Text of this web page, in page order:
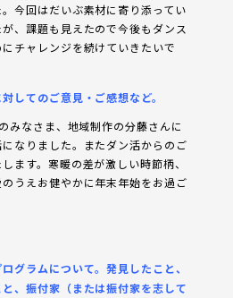
今回はだいぶ素材に寄り添ってい
、課題も見えたので今後もダンス
チャレンジを続けていきたいで
してのご意見・ご感想など。
みなさま、地域制作の分藤さんに
なりました。またダン活からのご
ます。寒暖の差が激しい時節柄、
のうえお健やかに年末年始をお過ご
グラムについて。発見したこと、
、振付家（または振付家を志して